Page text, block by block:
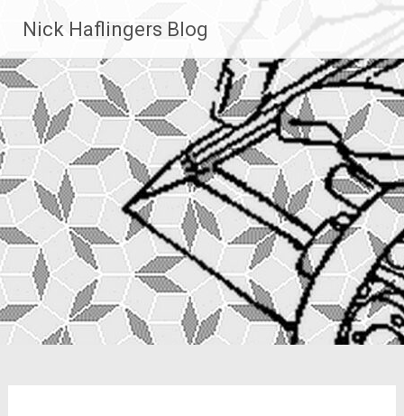
Inhalt
springen
Nick Haflingers Blog